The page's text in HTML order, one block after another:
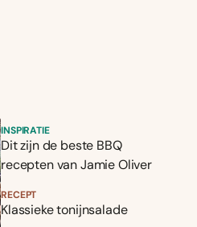
INSPIRATIE
Dit zijn de beste BBQ
recepten van Jamie Oliver
RECEPT
Klassieke tonijnsalade